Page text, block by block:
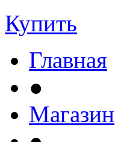
Купить
Главная
●
Магазин